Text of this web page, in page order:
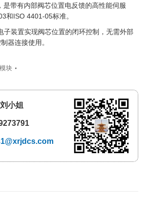
，是带有内部阀芯位置电反馈的高性能伺服
和ISO 4401-05标准。
子装置实现阀芯位置的闭环控制，无需外部
器连接使用。
块
小姐